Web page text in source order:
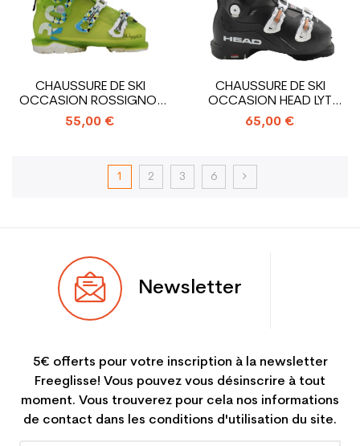
CHAUSSURE DE SKI
OCCASION ROSSIGNOL
ALLTRACK
55,00 €
CHAUSSURE DE SKI
OCCASION HEAD LYT
EDGE 75X
65,00 €
1 2 3 6
Newsletter
5€ offerts pour votre inscription à la newsletter
Freeglisse! Vous pouvez vous désinscrire à tout
moment. Vous trouverez pour cela nos informations
de contact dans les conditions d'utilisation du site.